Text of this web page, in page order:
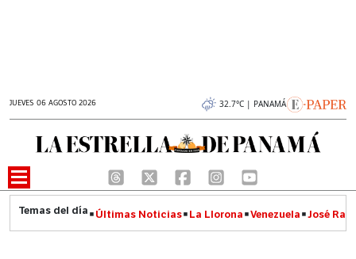
JUEVES 06 AGOSTO 2026 32.7°C | PANAMÁ
Últimas Noticias La Llorona Venezuela José